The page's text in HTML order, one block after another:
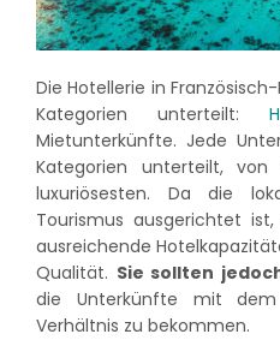
Die Hotellerie in
Kategorien unterteilt:
Mietunterkünfte. Jede
Kategorien unterteilt,
luxuriösesten. Da die
Tourismus ausgerichtet
ausreichende
Qualität. Sie sollten
die Unterkünfte mit dem
Verhältnis zu bekommen.